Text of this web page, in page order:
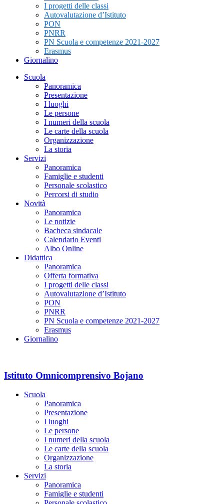
I progetti delle classi
Autovalutazione d’Istituto
PON
PNRR
PN Scuola e competenze 2021-2027
Erasmus
Giornalino
Scuola
Panoramica
Presentazione
I luoghi
Le persone
I numeri della scuola
Le carte della scuola
Organizzazione
La storia
Servizi
Panoramica
Famiglie e studenti
Personale scolastico
Percorsi di studio
Novità
Panoramica
Le notizie
Bacheca sindacale
Calendario Eventi
Albo Online
Didattica
Panoramica
Offerta formativa
I progetti delle classi
Autovalutazione d’Istituto
PON
PNRR
PN Scuola e competenze 2021-2027
Erasmus
Giornalino
Istituto Omnicomprensivo Bojano
Scuola
Panoramica
Presentazione
I luoghi
Le persone
I numeri della scuola
Le carte della scuola
Organizzazione
La storia
Servizi
Panoramica
Famiglie e studenti